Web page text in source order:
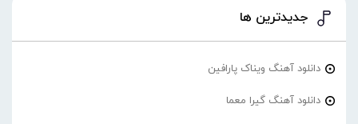
جدیدترین ها
دانلود آهنگ ویناک پارافین
دانلود آهنگ گیرا معما